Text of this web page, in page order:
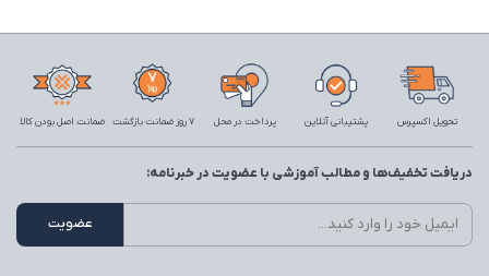
تحویل اکسپرس پشتیبانی آنلاین پرداخت در محل 7 روز ضمانت بازگشت ضمانت اصل بودن کالا
دریافت تخفیف‌ها و مطالب آموزشی با عضویت در خبرنامه: